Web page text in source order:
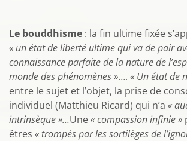
Le bouddhisme : la fin ultime fixée
« un état de liberté ultime qui va de pair
connaissance parfaite de la nature de
monde des phénomènes »…. « Un état de
entre le sujet et l’objet, la prise de
individuel (Matthieu Ricard) qui n’a «
intrinsèque »…Une« compassion infinie »
êtres « trompés par les sortilèges de